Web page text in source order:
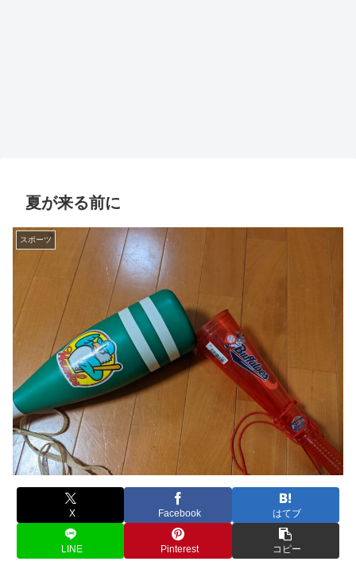
夏が来る前に
スポーツ
X Facebook はてブ
LINE Pinterest コピー